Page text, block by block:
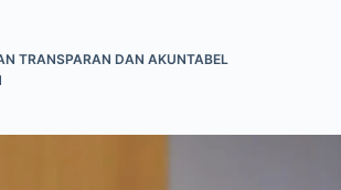
TRANSPARAN DAN AKUNTABEL